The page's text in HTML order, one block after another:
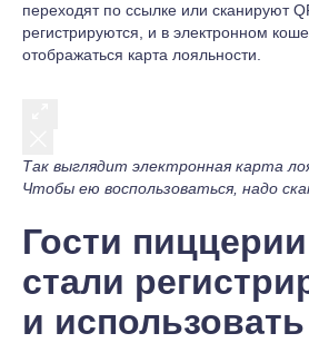
переходят по ссылке или сканируют
регистрируются, и в электронном
отображаться карта лояльности.
Так выглядит электронная карта
Чтобы ею воспользоваться, надо
Гости
стали
и